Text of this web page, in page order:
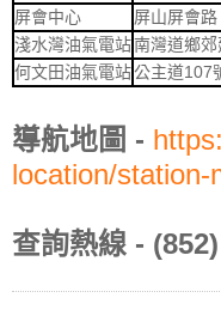
屏會中心
屏山屏會
淺水灣油氣電站南灣道鄉
何文田油氣電站公主道107
導航地圖 -
location/station-
查詢熱線 -